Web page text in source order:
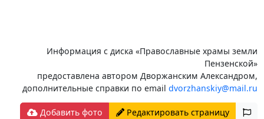
Информация с диска «Православные храмы земли
Пензенской»
предоставлена автором Дворжанским Александром,
дополнительные справки по emaildvorzhanskiy@mail.ru
Добавить фото Редактировать страницу